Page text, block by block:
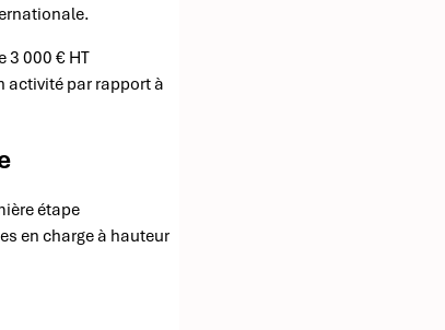
3 000 € HT
activité par rapport à
étape
en charge à hauteur